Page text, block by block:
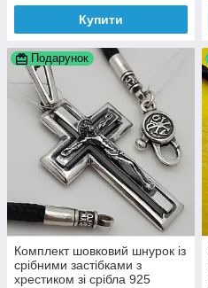
Купити
Подарунок
Комплект шовковий шнурок із
срібними застібками з
хрестиком зі срібла 925